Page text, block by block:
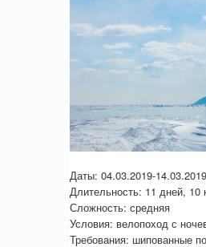
Даты: 04.03.2019-14.03.2019
Длительность: 11 дней, 10
Сложность: средняя
Условия: велопоход с
Требования: шипованные